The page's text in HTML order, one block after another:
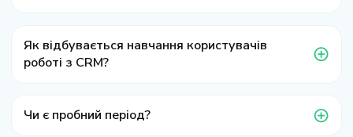
Як відбувається навчання користувачів
роботі з CRM?
Чи є пробний період?